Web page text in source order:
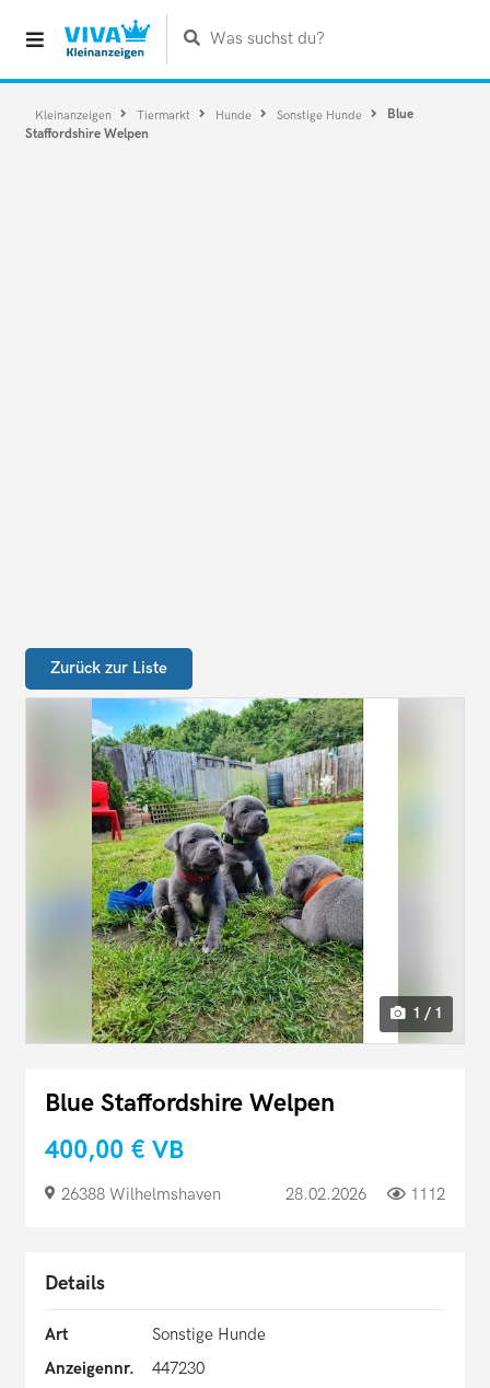
Was suchst du?
Kleinanzeigen Tiermarkt Hunde Sonstige Hunde
Blue
Staffordshire Welpen
Zurück zur Liste
1 / 1
Blue Staffordshire Welpen
400,00 € VB
26388 Wilhelmshaven 28.02.2026 1112
Details
Art
Sonstige Hunde
Anzeigennr.
447230